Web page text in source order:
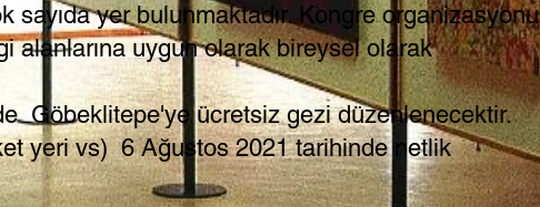
yer bulunmaktadır. Kongre organizasyonu
alanlarına uygun olarak bireysel olarak
Göbeklitepe'ye ücretsiz gezi düzenlenecektir.
yeri vs) 6 Ağustos 2021 tarihinde netlik